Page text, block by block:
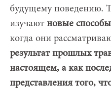
будущему поведению.
изучают новые
когда они
результат прошлых
настоящем, а как
представления того,